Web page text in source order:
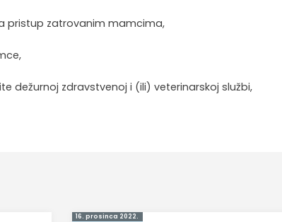
pristup zatrovanim mamcima,
dežurnoj zdravstvenoj i (ili) veterinarskoj službi,
16. prosinca 2022.